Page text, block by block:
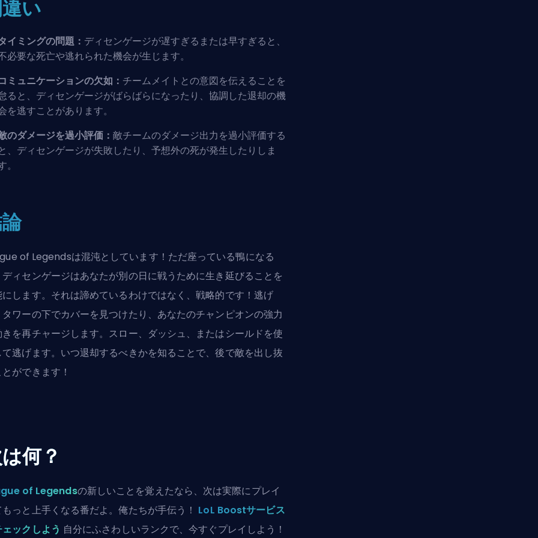
い
イミングの問題： ディセンゲージが遅すぎるまたは早すぎると、
必要な死亡や逃れられた機会が生じます。
ミュニケーションの欠如： チームメイトとの意図を伝えることを
ると、ディセンゲージがばらばらになったり、協調した退却の機
を逃すことがあります。
のダメージを過小評価： 敵チームのダメージ出力を過小評価する
、ディセンゲージが失敗したり、予想外の死が発生したりしま
。
of Legendsは混沌としています！ただ座っている鴨になる
ィセンゲージはあなたが別の日に戦うために生き延びることを
します。それは諦めているわけではなく、戦略的です！逃げ
ワーの下でカバーを見つけたり、あなたのチャンピオンの強力
を再チャージします。スロー、ダッシュ、またはシールドを使
逃げます。いつ退却するべきかを知ることで、後で敵を出し抜
ができます！
何？
of Legendsの新しいことを覚えたなら、次は実際にプレイ
っと上手くなる番だよ。俺たちが手伝う！ LoL Boostサービス
ックしよう 自分にふさわしいランクで、今すぐプレイしよう！